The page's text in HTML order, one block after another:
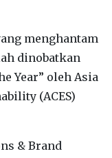
menghantam
dinobatkan
Year” oleh Asia
(ACES)
& Brand